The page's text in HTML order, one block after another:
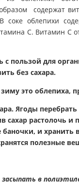
содержат
облепихи
С. Витамин С
пользой для
без сахара.
это облепиха,
Ягоды
растолочь и
и хранить
полезные
в